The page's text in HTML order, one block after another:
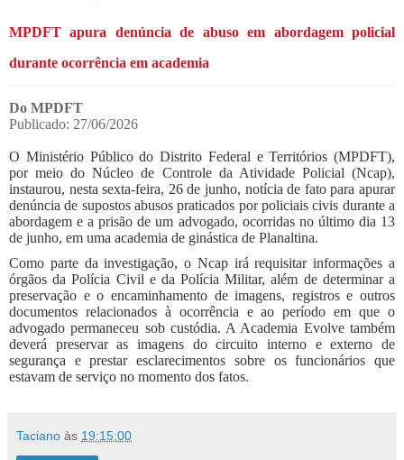
MPDFT apura denúncia de abuso em abordagem policial
durante ocorrência em academia
Do MPDFT
Publicado: 27/06/2026
O Ministério Público do Distrito Federal e Territórios (MPDFT),
por meio do Núcleo de Controle da Atividade Policial (Ncap),
instaurou, nesta sexta-feira, 26 de junho, notícia de fato para apurar
denúncia de supostos abusos praticados por policiais civis durante a
abordagem e a prisão de um advogado, ocorridas no último dia 13
de junho, em uma academia de ginástica de Planaltina.
Como parte da investigação, o Ncap irá requisitar informações a
órgãos da Polícia Civil e da Polícia Militar, além de determinar a
preservação e o encaminhamento de imagens, registros e outros
documentos relacionados à ocorrência e ao período em que o
advogado permaneceu sob custódia. A Academia Evolve também
deverá preservar as imagens do circuito interno e externo de
segurança e prestar esclarecimentos sobre os funcionários que
estavam de serviço no momento dos fatos.
Taciano às 19:15:00